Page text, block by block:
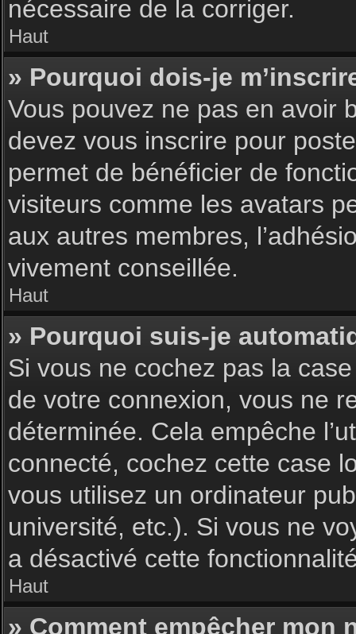
nécessaire de la corriger.
Haut
» Pourquoi dois-je
Vous pouvez ne pas en avoir
devez vous inscrire pour
permet de bénéficier de
visiteurs comme les avatars
aux autres membres,
vivement conseillée.
Haut
» Pourquoi suis-je
Si vous ne cochez pas la
de votre connexion, vous ne
déterminée. Cela empêche
connecté, cochez cette case
vous utilisez un ordinateur
université, etc.). Si vous ne
a désactivé cette
Haut
» Comment empêcher mon